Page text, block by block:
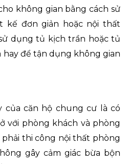
không gian bằng cách sử
kế đơn giản hoặc nội thất
dụng tủ kịch trần hoặc tủ
để tận dụng không gian
của căn hộ chung cư là có
với phòng khách và phòng
phải thi công nội thất phòng
gây cảm giác bừa bộn